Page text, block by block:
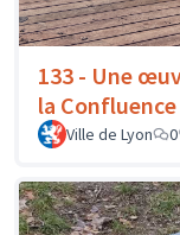
133 - Une
la Confluence
Ville de Lyon 0